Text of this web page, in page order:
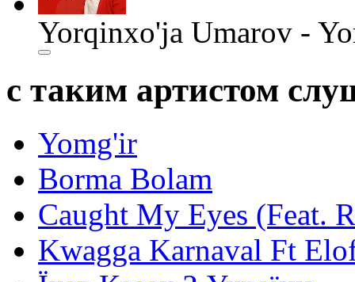
Yorqinxo'ja Umarov -
с таким артистом
Yomg'ir
Borma Bolam
Caught My Eyes (Feat.
Kwagga Karnaval Ft